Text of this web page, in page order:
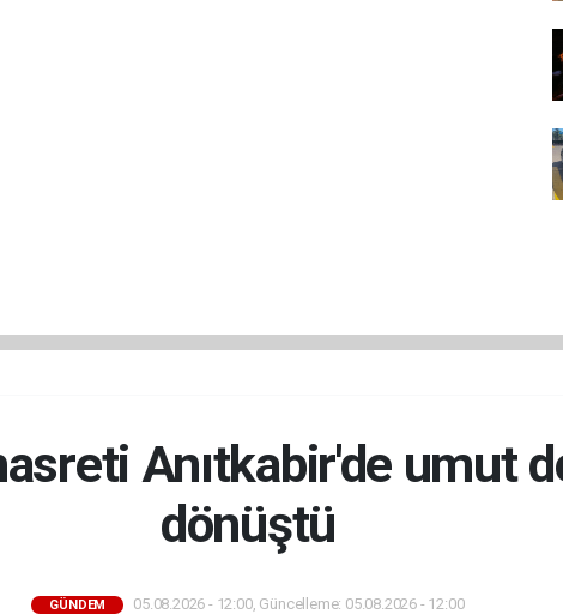
Anıtkabir'de umut
dönüştü
GÜNDEM 05.08.2026 - 12:00, Güncelleme: 05.08.2026 - 12:00